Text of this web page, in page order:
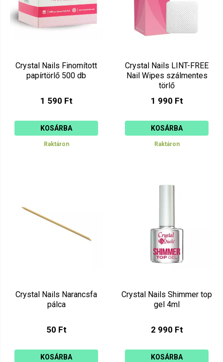
Crystal Nails Finomított
papírtörlő 500 db
1 590 Ft
KOSÁRBA
Raktáron
Crystal Nails LINT-FREE
Nail Wipes szálmentes
törlő
1 990 Ft
KOSÁRBA
Raktáron
Crystal Nails Narancsfa
pálca
50 Ft
KOSÁRBA
Crystal Nails Shimmer top
gel 4ml
2 990 Ft
KOSÁRBA